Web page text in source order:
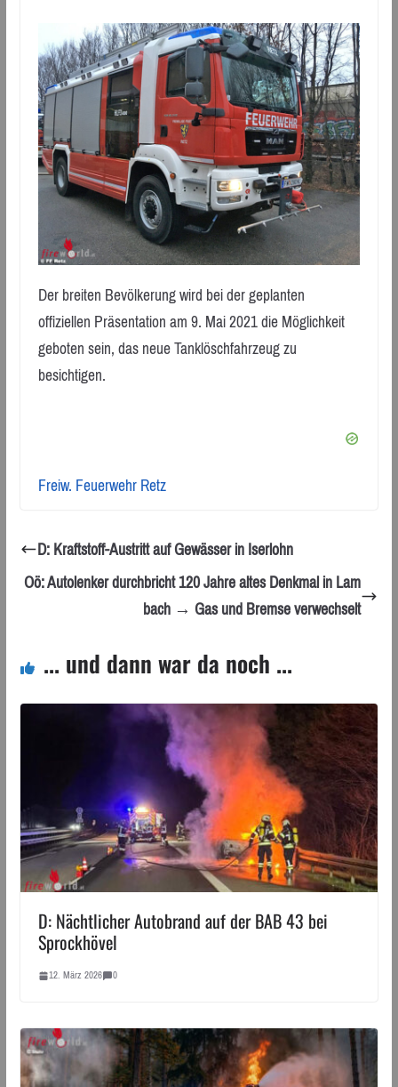
Der breiten Bevölkerung wird bei der geplanten
offiziellen Präsentation am 9. Mai 2021 die Möglichkeit
geboten sein, das neue Tanklöschfahrzeug zu
besichtigen.
Freiw. Feuerwehr Retz
D: Kraftstoff-Austritt auf Gewässer in Iserlohn
Oö: Autolenker durchbricht 120 Jahre altes Denkmal in Lam
bach → Gas und Bremse verwechselt
... und dann war da noch ...
D: Nächtlicher Autobrand auf der BAB 43 bei
Sprockhövel
12. März 2026 0